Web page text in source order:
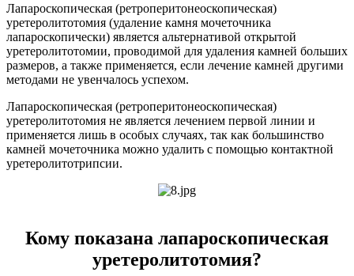
Лапароскопическая (ретроперитонеоскопическая)
уретеролитотомия (удаление камня мочеточника
лапароскопически) является альтернативой открытой
уретеролитотомии, проводимой для удаления камней больших
размеров, а также применяется, если лечение камней другими
методами не увенчалось успехом.
Лапароскопическая (ретроперитонеоскопическая)
уретеролитотомия не является лечением первой линии и
применяется лишь в особых случаях, так как большинство
камней мочеточника можно удалить с помощью контактной
уретеролитотрипсии.
Кому показана лапароскопическая
уретеролитотомия?